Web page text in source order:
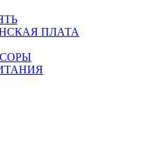
ПЛАТА